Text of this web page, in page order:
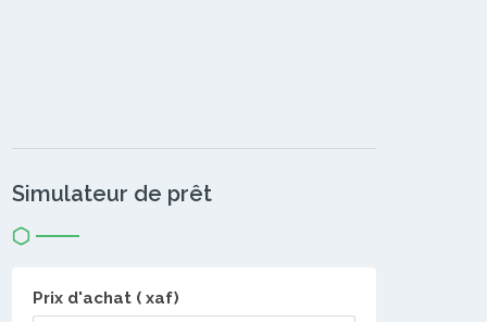
Simulateur de prêt
Prix d'achat ( xaf)